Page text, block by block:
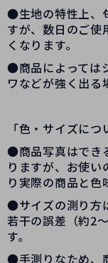
●生地の特性上、
すが、数日のご使
くなります。
●商品によっては
ワなどが強く出る
「色・サイズにつ
●商品写真はでき
りますが、お使い
り実際の商品と色
●サイズの測り方
若干の誤差（約2
す。
●手測りなため、